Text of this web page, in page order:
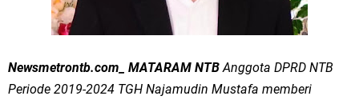
Newsmetrontb.com_ MATARAM NTBAnggota DPRD NTB
Periode 2019-2024 TGH Najamudin Mustafa memberi